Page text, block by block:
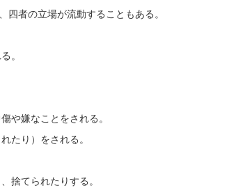
者の立場が流動することもある。
。
や嫌なことをされる。
たり）をされる。
捨てられたりする。